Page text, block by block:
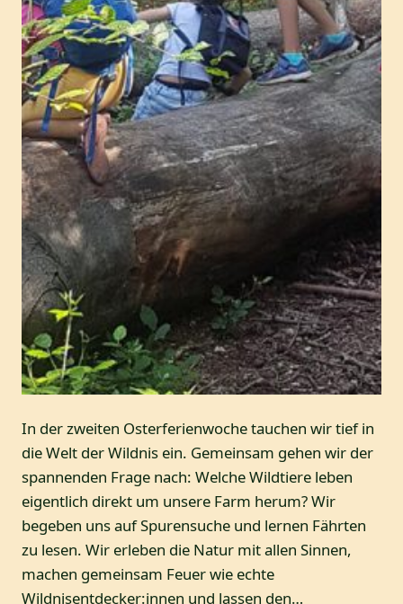
In der zweiten Osterferienwoche tauchen wir tief in
die Welt der Wildnis ein. Gemeinsam gehen wir der
spannenden Frage nach: Welche Wildtiere leben
eigentlich direkt um unsere Farm herum? Wir
begeben uns auf Spurensuche und lernen Fährten
zu lesen. Wir erleben die Natur mit allen Sinnen,
machen gemeinsam Feuer wie echte
Wildnisentdecker:innen und lassen den…